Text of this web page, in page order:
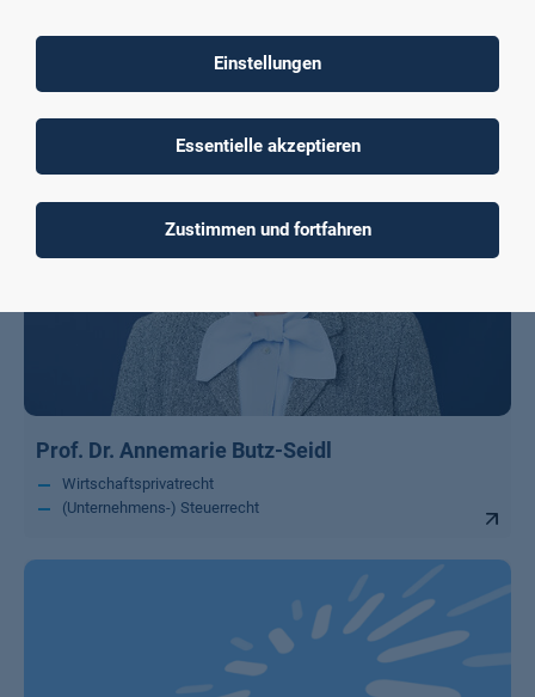
Prof. Dr. Victoria Bertels
Prof. Dr. Annemarie Butz-Seidl
Wirtschaftsprivatrecht
(Unternehmens-) Steuerrecht
Einstellungen
Essentielle akzeptieren
Zustimmen und fortfahren